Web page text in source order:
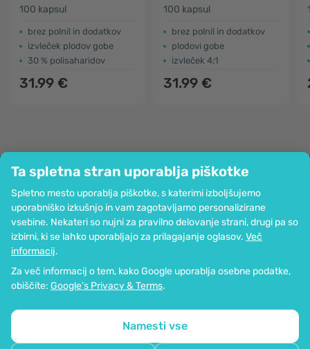
Ta spletna stran uporablja piškotke
Spletno mesto uporablja piškotke, s katerimi izboljšujemo
uporabniško izkušnjo in vam zagotavljamo personalizirane
vsebine. Nekateri so nujni za pravilno delovanje strani, drugi pa so
izbirni, ki se lahko uporabljajo za prilagajanje oglasov. Več
informacij.
Za več informacij o tem, kako Google uporablja osebne podatke,
obiščite: Google’s Privacy & Terms.
Namesti vse
100 kapsul
brez polnil in dodatkov
izvleček plodov gobe
30 % polisaharidov
31.99 €
100 kapsul
brez polnil in dodatkov
plodovi gobe
izvleček 4:1
31.99 €
Podjetje
Informacije
Pridružite se nam
Pomoč in naročila
Možnost kartičnega plačevanja. Zagotovljena zaščita osebnih podatkov
preko SSL-kodiranja.
Zemljevid strani